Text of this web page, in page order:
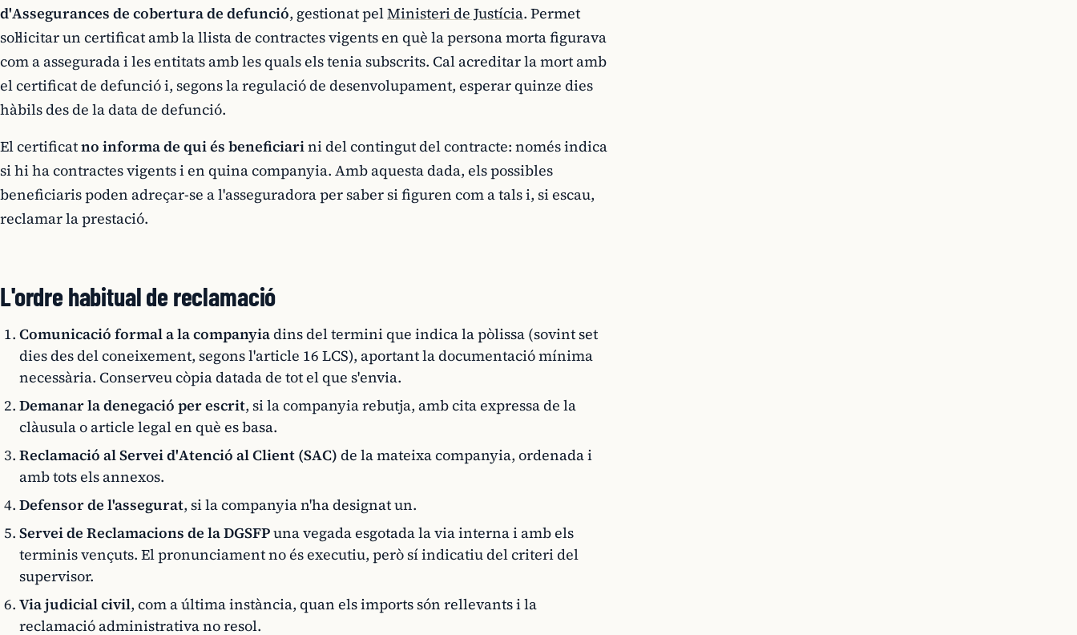
d'Assegurances de cobertura de defunció, gestionat pelMinisteri de Justícia. Permet
sol·licitar un certificat amb la llista de contractes vigents en què la persona morta figurava
com a assegurada i les entitats amb les quals els tenia subscrits. Cal acreditar la mort amb
el certificat de defunció i, segons la regulació de desenvolupament, esperar quinze dies
hàbils des de la data de defunció.
El certificatno informa de qui és beneficiarini del contingut del contracte: només indica
si hi ha contractes vigents i en quina companyia. Amb aquesta dada, els possibles
beneficiaris poden adreçar-se a l'asseguradora per saber si figuren com a tals i, si escau,
reclamar la prestació.
L'ordre habitual de reclamació
Comunicació formal a la companyiadins del termini que indica la pòlissa (sovint set
dies des del coneixement, segons l'article 16 LCS), aportant la documentació mínima
necessària. Conserveu còpia datada de tot el que s'envia.
Demanar la denegació per escrit, si la companyia rebutja, amb cita expressa de la
clàusula o article legal en què es basa.
Reclamació al Servei d'Atenció al Client (SAC) de la mateixa companyia, ordenada i
amb tots els annexos.
Defensor de l'assegurat, si la companyia n'ha designat un.
Servei de Reclamacions de la DGSFPuna vegada esgotada la via interna i amb els
terminis vençuts. El pronunciament no és executiu, però sí indicatiu del criteri del
supervisor.
Via judicial civil, com a última instància, quan els imports són rellevants i la
reclamació administrativa no resol.